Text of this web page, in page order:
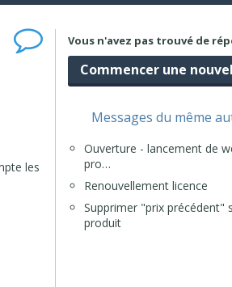
les
Vous n'avez pas trouvé de
Commencer une
Messages du même
Ouverture - lancement de
pro…
Renouvellement licence
Supprimer "prix précédent"
produit